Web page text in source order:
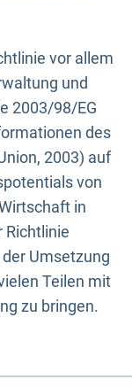
vor allem
und
2003/98/EG
des
2003) auf
von
in
Richtlinie
Umsetzung
Teilen mit
zu bringen.